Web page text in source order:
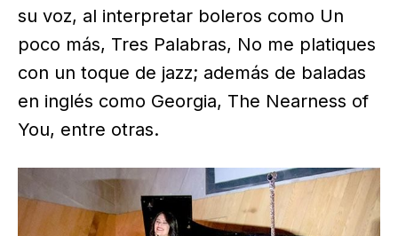
su voz, al interpretar boleros como Un
poco más, Tres Palabras, No me platiques
con un toque de jazz; además de baladas
en inglés como Georgia, The Nearness of
You, entre otras.